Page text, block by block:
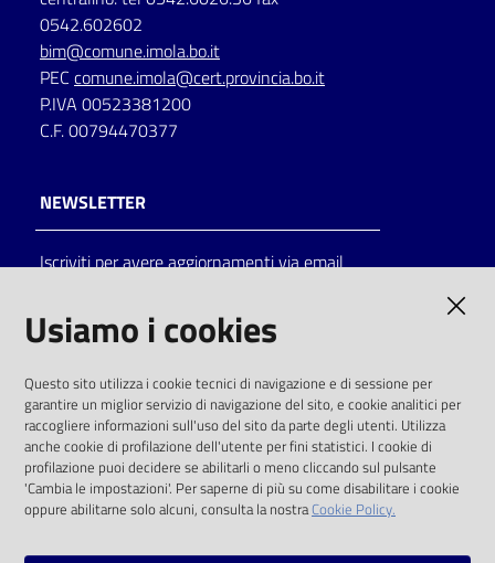
0542.602602
bim@comune.imola.bo.it
PEC comune.imola@cert.provincia.bo.it
P.IVA 00523381200
C.F. 00794470377
NEWSLETTER
Iscriviti per avere aggiornamenti via email
solo alle condizioni previste dalla direttiva
comunitaria 2003/98/CE e dal d.lgs. 36/2006
SOCIAL
Instagram
Usiamo i cookies
Questo sito utilizza i cookie tecnici di navigazione e di sessione per
garantire un miglior servizio di navigazione del sito, e cookie analitici per
raccogliere informazioni sull'uso del sito da parte degli utenti. Utilizza
anche cookie di profilazione dell'utente per fini statistici. I cookie di
profilazione puoi decidere se abilitarli o meno cliccando sul pulsante
'Cambia le impostazioni'. Per saperne di più su come disabilitare i cookie
oppure abilitarne solo alcuni, consulta la nostraCookie Policy.